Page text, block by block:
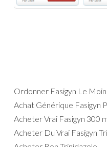
Ordonner Fasigyn Le
Achat Générique Fasigyn
Acheter Vrai Fasigyn 300
Acheter Du Vrai Fasigyn